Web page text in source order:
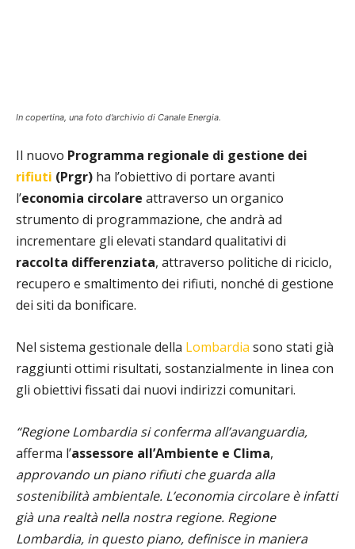
In copertina, una foto d’archivio di Canale Energia.
Il nuovo Programma regionale di gestione dei
rifiuti (Prgr) ha l’obiettivo di portare avanti
l’economia circolare attraverso un organico
strumento di programmazione, che andrà ad
incrementare gli elevati standard qualitativi di
raccolta differenziata, attraverso politiche di riciclo,
recupero e smaltimento dei rifiuti, nonché di gestione
dei siti da bonificare.
Nel sistema gestionale della Lombardia sono stati già
raggiunti ottimi risultati, sostanzialmente in linea con
gli obiettivi fissati dai nuovi indirizzi comunitari.
“Regione Lombardia si conferma all’avanguardia,
afferma l’assessore all’Ambiente e Clima,
approvando un piano rifiuti che guarda alla
sostenibilità ambientale. L’economia circolare è infatti
già una realtà nella nostra regione. Regione
Lombardia, in questo piano, definisce in maniera